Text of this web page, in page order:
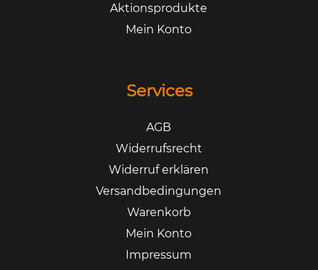
Aktionsprodukte
Mein Konto
Services
AGB
Widerrufsrecht
Widerruf erklären
Versandbedingungen
Warenkorb
Mein Konto
Impressum